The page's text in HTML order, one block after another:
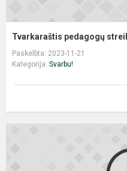
Tvarkaraštis pedagogų
Paskelbta: 2023-11-21
Kategorija: Svarbu!